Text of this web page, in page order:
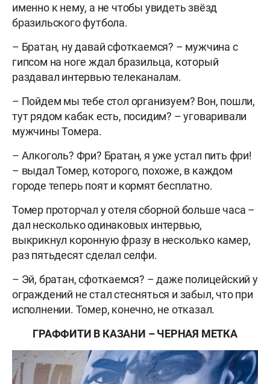
именно к нему, а не чтобы увидеть звёзд
бразильского футбола.
– Братан, ну давай сфоткаемся? – мужчина с
гипсом на ноге ждал бразильца, который
раздавал интервью телеканалам.
– Пойдем мы тебе стол организуем? Вон, пошли,
тут рядом кабак есть, посидим? – уговаривали
мужчины Томера.
– Алкоголь? Фри? Братан, я уже устал пить фри!
– выдал Томер, которого, похоже, в каждом
городе теперь поят и кормят бесплатно.
Томер проторчал у отеля сборной больше часа –
дал несколько одинаковых интервью,
выкрикнул коронную фразу в несколько камер,
раз пятьдесят сделал селфи.
– Эй, братан, сфоткаемся? – даже полицейский у
ограждений не стал стесняться и забыл, что при
исполнении. Томер, конечно, не отказал.
ГРАФФИТИ В КАЗАНИ – ЧЕРНАЯ МЕТКА